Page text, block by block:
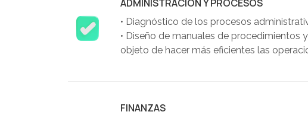
elegidos por las principales empresas del país.
La firma cuenta con oficinas en Asunción, Ciudad
ADMINISTRACIÓN Y PROCESOS
• Diagnóstico de los procesos
• Diseño de manuales de procedimientos
objeto de hacer más eficientes las
FINANZAS